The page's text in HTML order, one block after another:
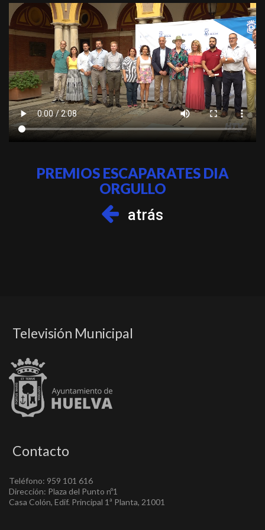
PREMIOS ESCAPARATES DIA
ORGULLO
atrás
Televisión Municipal
Contacto
Teléfono: 959 101 616
Dirección: Plaza del Punto nº1
Casa Colón, Edif. Principal 1ª Planta, 21001